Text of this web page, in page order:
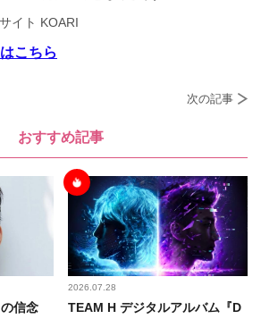
イト KOARI
こちら
次の記事
おすすめ記事
信念
2026.07.28
TEAM H デジタルアルバム『D